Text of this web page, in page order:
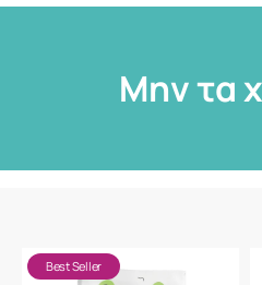
Μην τα
Best Seller